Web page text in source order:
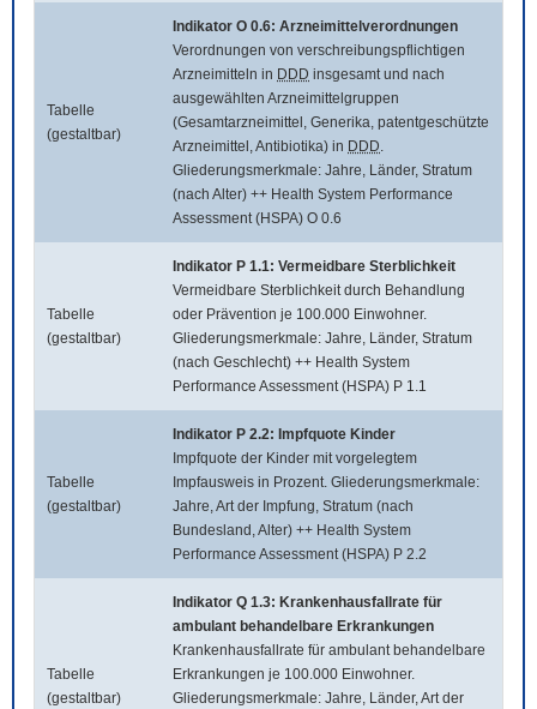
Tabelle
(gestaltbar)
Indikator O 0.6: Arzneimittelverordnungen
Verordnungen von verschreibungspflichtigen
Arzneimitteln in DDD insgesamt und nach
ausgewählten Arzneimittelgruppen
(Gesamtarzneimittel, Generika, patentgeschützte
Arzneimittel, Antibiotika) in DDD.
Gliederungsmerkmale: Jahre, Länder, Stratum
(nach Alter) ++ Health System Performance
Assessment (HSPA) O 0.6
Tabelle
(gestaltbar)
Indikator P 1.1: Vermeidbare Sterblichkeit
Vermeidbare Sterblichkeit durch Behandlung
oder Prävention je 100.000 Einwohner.
Gliederungsmerkmale: Jahre, Länder, Stratum
(nach Geschlecht) ++ Health System
Performance Assessment (HSPA) P 1.1
Tabelle
(gestaltbar)
Indikator P 2.2: Impfquote Kinder
Impfquote der Kinder mit vorgelegtem
Impfausweis in Prozent. Gliederungsmerkmale:
Jahre, Art der Impfung, Stratum (nach
Bundesland, Alter) ++ Health System
Performance Assessment (HSPA) P 2.2
Tabelle
(gestaltbar)
Indikator Q 1.3: Krankenhausfallrate für
ambulant behandelbare Erkrankungen
Krankenhausfallrate für ambulant behandelbare
Erkrankungen je 100.000 Einwohner.
Gliederungsmerkmale: Jahre, Länder, Art der